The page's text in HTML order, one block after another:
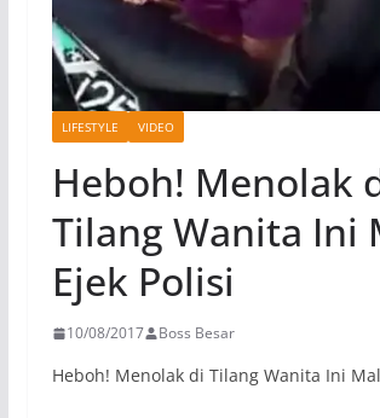
LIFESTYLE VIDEO
Heboh! Menolak
Tilang Wanita Ini
Ejek Polisi
10/08/2017 Boss Besar
Heboh! Menolak di Tilang Wanita Ini